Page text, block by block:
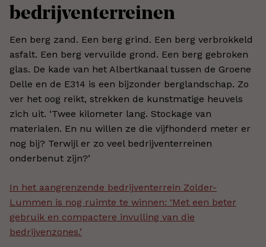
bedrijventerreinen
Een berg zand. Een berg grind. Een berg verbrokkeld
asfalt. Een berg vervuilde grond. Een berg gebroken
glas. De kade van het Albertkanaal tussen de Groene
Delle en de E314 is een bijzonder berglandschap. Zo
ver het oog reikt, strekken de kunstmatige heuvels
zich uit. ‘Twee kilometer lang. Stockage van
materialen. En nu willen ze die vijfhonderd meter er
nog bij? Terwijl er zo veel bedrijventerreinen
onderbenut zijn?’
In het aangrenzende bedrijventerrein Zolder-
Lummen is nog ruimte te winnen: ‘Met een beter
gebruik en compactere invulling van die
bedrijvenzones.’